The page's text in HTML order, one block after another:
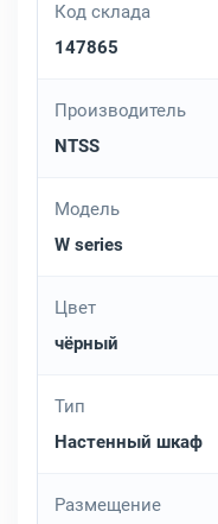
Код склада
147865
Производитель
NTSS
Модель
W series
Цвет
чёрный
Тип
Настенный шкаф
Размещение